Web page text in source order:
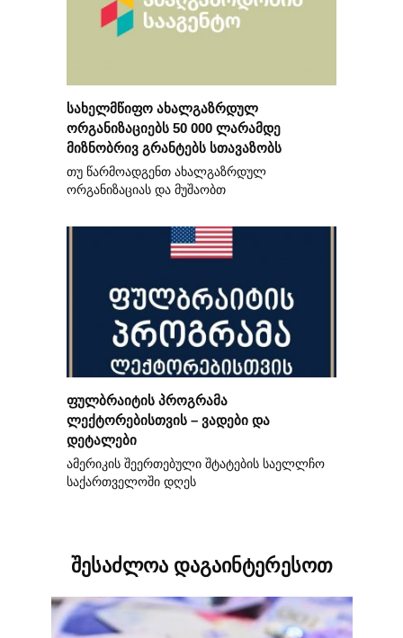
სახელმწიფო ახალგაზრდულ
ორგანიზაციებს 50 000 ლარამდე
მიზნობრივ გრანტებს სთავაზობს
თუ წარმოადგენთ ახალგაზრდულ
ორგანიზაციას და მუშაობთ
ფულბრაიტის პროგრამა
ლექტორებისთვის – ვადები და
დეტალები
ამერიკის შეერთებული შტატების საელლჩო
საქართველოში დღეს
შესაძლოა დაგაინტერესოთ